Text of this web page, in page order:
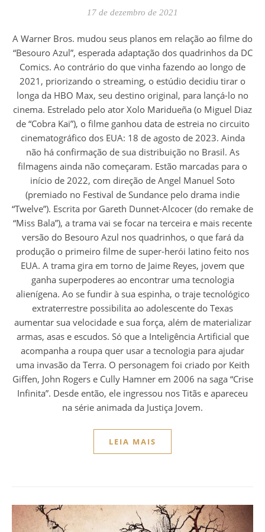
17 de dezembro de 2021
A Warner Bros. mudou seus planos em relação ao filme do
“Besouro Azul”, esperada adaptação dos quadrinhos da DC
Comics. Ao contrário do que vinha fazendo ao longo de
2021, priorizando o streaming, o estúdio decidiu tirar o
longa da HBO Max, seu destino original, para lançá-lo no
cinema. Estrelado pelo ator Xolo Maridueña (o Miguel Diaz
de “Cobra Kai”), o filme ganhou data de estreia no circuito
cinematográfico dos EUA: 18 de agosto de 2023. Ainda
não há confirmação de sua distribuição no Brasil. As
filmagens ainda não começaram. Estão marcadas para o
início de 2022, com direção de Angel Manuel Soto
(premiado no Festival de Sundance pelo drama indie
“Twelve”). Escrita por Gareth Dunnet-Alcocer (do remake de
“Miss Bala”), a trama vai se focar na terceira e mais recente
versão do Besouro Azul nos quadrinhos, o que fará da
produção o primeiro filme de super-herói latino feito nos
EUA. A trama gira em torno de Jaime Reyes, jovem que
ganha superpoderes ao encontrar uma tecnologia
alienígena. Ao se fundir à sua espinha, o traje tecnológico
extraterrestre possibilita ao adolescente do Texas
aumentar sua velocidade e sua força, além de materializar
armas, asas e escudos. Só que a Inteligência Artificial que
acompanha a roupa quer usar a tecnologia para ajudar
uma invasão da Terra. O personagem foi criado por Keith
Giffen, John Rogers e Cully Hamner em 2006 na saga “Crise
Infinita”. Desde então, ele ingressou nos Titãs e apareceu
na série animada da Justiça Jovem.
LEIA MAIS